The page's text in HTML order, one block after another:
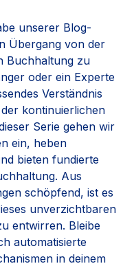
unserer Blog-
Übergang von der
Buchhaltung zu
oder ein Experte
Verständnis
kontinuierlichen
Serie gehen wir
ein, heben
bieten fundierte
Aus
schöpfend, ist es
unverzichtbaren
entwirren. Bleibe
automatisierte
in deinem